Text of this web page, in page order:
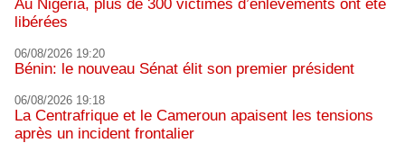
Au Nigeria, plus de 300 victimes d’enlèvements ont été
libérées
06/08/2026 19:20
Bénin: le nouveau Sénat élit son premier président
06/08/2026 19:18
La Centrafrique et le Cameroun apaisent les tensions
après un incident frontalier